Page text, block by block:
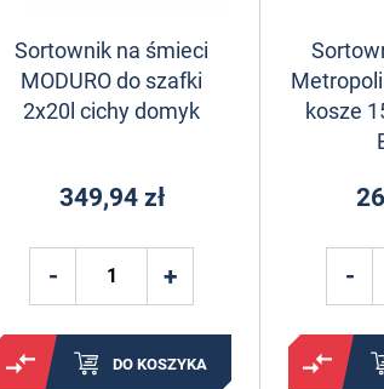
Sortownik na śmieci
MODURO do szafki
2x20l cichy domyk
349,94 zł
DO KOSZYKA
kosze